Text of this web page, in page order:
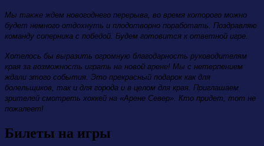
Мы также ждем новогоднего перерыва, во время которого можно
будет немного отдохнуть и плодотворно поработать. Поздравляю
команду соперника с победой. Будем готовится к ответной игре.
Хотелось бы выразить огромную благодарность руководителям
края за возможность играть на новой арене! Мы с нетерпением
ждали этого события. Это прекрасный подарок как для
болельщиков, так и для города и в целом для края. Приглашаем
зрителей смотреть хоккей на «Арене Север». Кто придет, тот не
пожалеет!
Билеты на игры